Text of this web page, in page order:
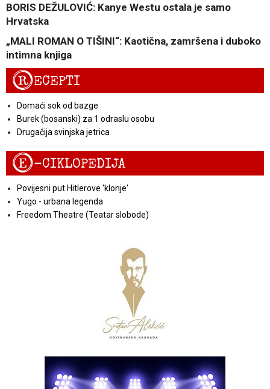
BORIS DEŽULOVIĆ: Kanye Westu ostala je samo
Hrvatska
„MALI ROMAN O TIŠINI“: Kaotična, zamršena i duboko
intimna knjiga
RECEPTI
Domaći sok od bazge
Burek (bosanski) za 1 odraslu osobu
Drugačija svinjska jetrica
E-CIKLOPEDIJA
Povijesni put Hitlerove 'klonje'
Yugo - urbana legenda
Freedom Theatre (Teatar slobode)